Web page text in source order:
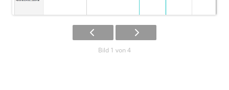
Bild 1 von 4